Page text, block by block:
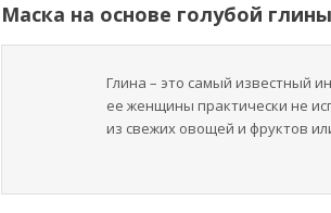
Маска на основе голубой глины
Глина – это самый известный
ее женщины практически не
из свежих овощей и фруктов